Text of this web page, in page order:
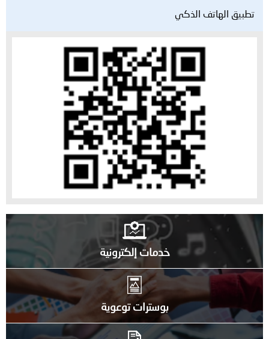
تطبيق الهاتف الذكي
خدمات إلكترونية
بوسترات توعوية